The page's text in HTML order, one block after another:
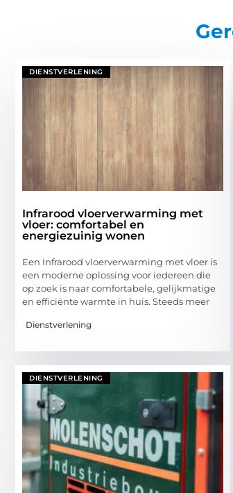
DIENSTVERLENING
Infrarood vloerverwarming met
vloer: comfortabel en
energiezuinig wonen
Een Infrarood vloerverwarming met vloer is
een moderne oplossing voor iedereen die
op zoek is naar comfortabele, gelijkmatige
en efficiënte warmte in huis. Steeds meer
Dienstverlening
DIENSTVERLENING